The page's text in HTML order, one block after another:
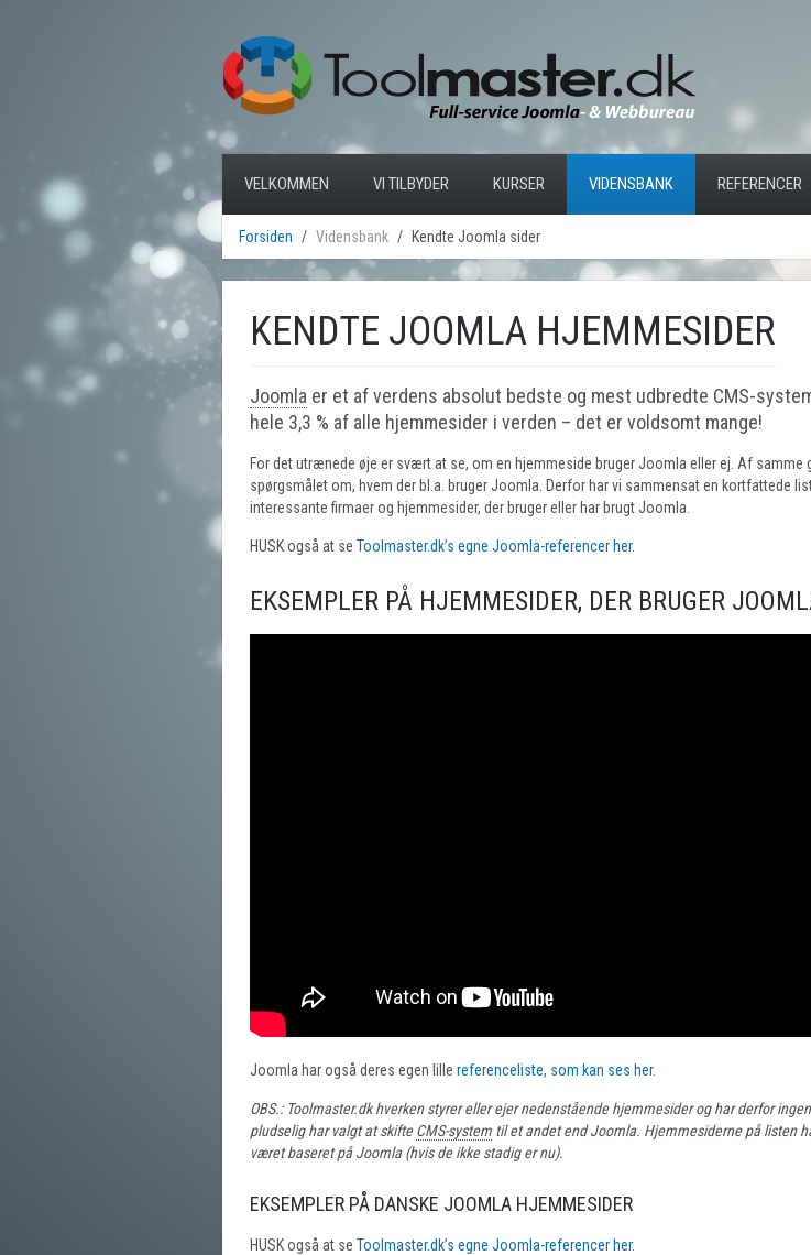
VELKOMMEN VI TILBYDER KURSER VIDENSBANK REFERENCER
Forsiden Vidensbank Kendte Joomla sider
KENDTE JOOMLA HJEMMESIDER
Joomla er et af verdens absolut bedste og mest udbredte CMS-
hele 3,3 % af alle hjemmesider i verden – det er voldsomt mange!
For det utrænede øje er svært at se, om en hjemmeside bruger Joomla eller ej. Af samme
spørgsmålet om, hvem der bl.a. bruger Joomla. Derfor har vi sammensat en kortfattede
interessante firmaer og hjemmesider, der bruger eller har brugt Joomla.
HUSK også at se Toolmaster.dk’s egne Joomla-referencer her.
EKSEMPLER PÅ HJEMMESIDER, DER BRUGER
Joomla har også deres egen lille referenceliste, som kan ses her.
OBS.: Toolmaster.dk hverken styrer eller ejer nedenstående hjemmesider og har derfor
pludselig har valgt at skifteCMS-system til et andet end Joomla. Hjemmesiderne på listen
været baseret på Joomla (hvis de ikke stadig er nu).
EKSEMPLER PÅ DANSKE JOOMLA HJEMMESIDER
HUSK også at se Toolmaster.dk’s egne Joomla-referencer her.